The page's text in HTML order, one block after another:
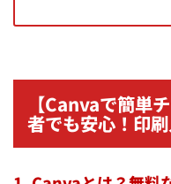
【Canvaで簡単
者でも安心！印